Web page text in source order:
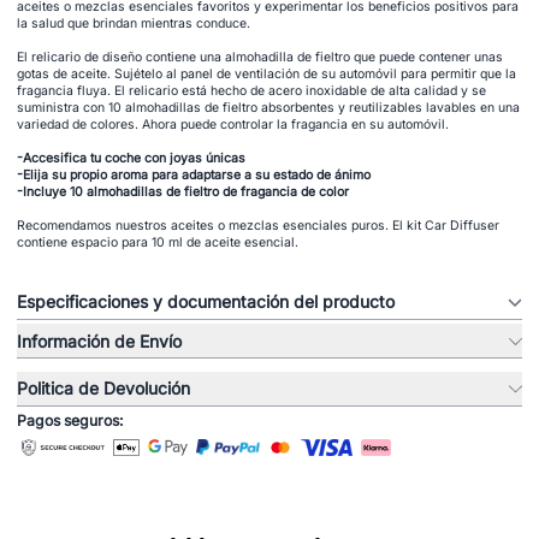
aceites o mezclas esenciales favoritos y experimentar los beneficios positivos para
la salud que brindan mientras conduce.
El relicario de diseño contiene una almohadilla de fieltro que puede contener unas
gotas de aceite. Sujételo al panel de ventilación de su automóvil para permitir que la
fragancia fluya. El relicario está hecho de acero inoxidable de alta calidad y se
suministra con 10 almohadillas de fieltro absorbentes y reutilizables lavables en una
variedad de colores. Ahora puede controlar la fragancia en su automóvil.
-Accesifica tu coche con joyas únicas
-Elija su propio aroma para adaptarse a su estado de ánimo
-Incluye 10 almohadillas de fieltro de fragancia de color
Recomendamos nuestros aceites o mezclas esenciales puros. El kit Car Diffuser
contiene espacio para 10 ml de aceite esencial.
Especificaciones y documentación del producto
Información de Envío
Politica de Devolución
Pagos seguros: